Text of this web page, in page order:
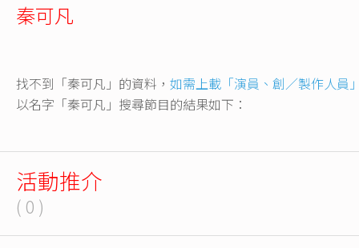
秦可凡
找不到「秦可凡」的資料， 如需上載「演員、創／製作人員
以名字「秦可凡」搜尋節目的結果如下：
活動推介
( 0 )